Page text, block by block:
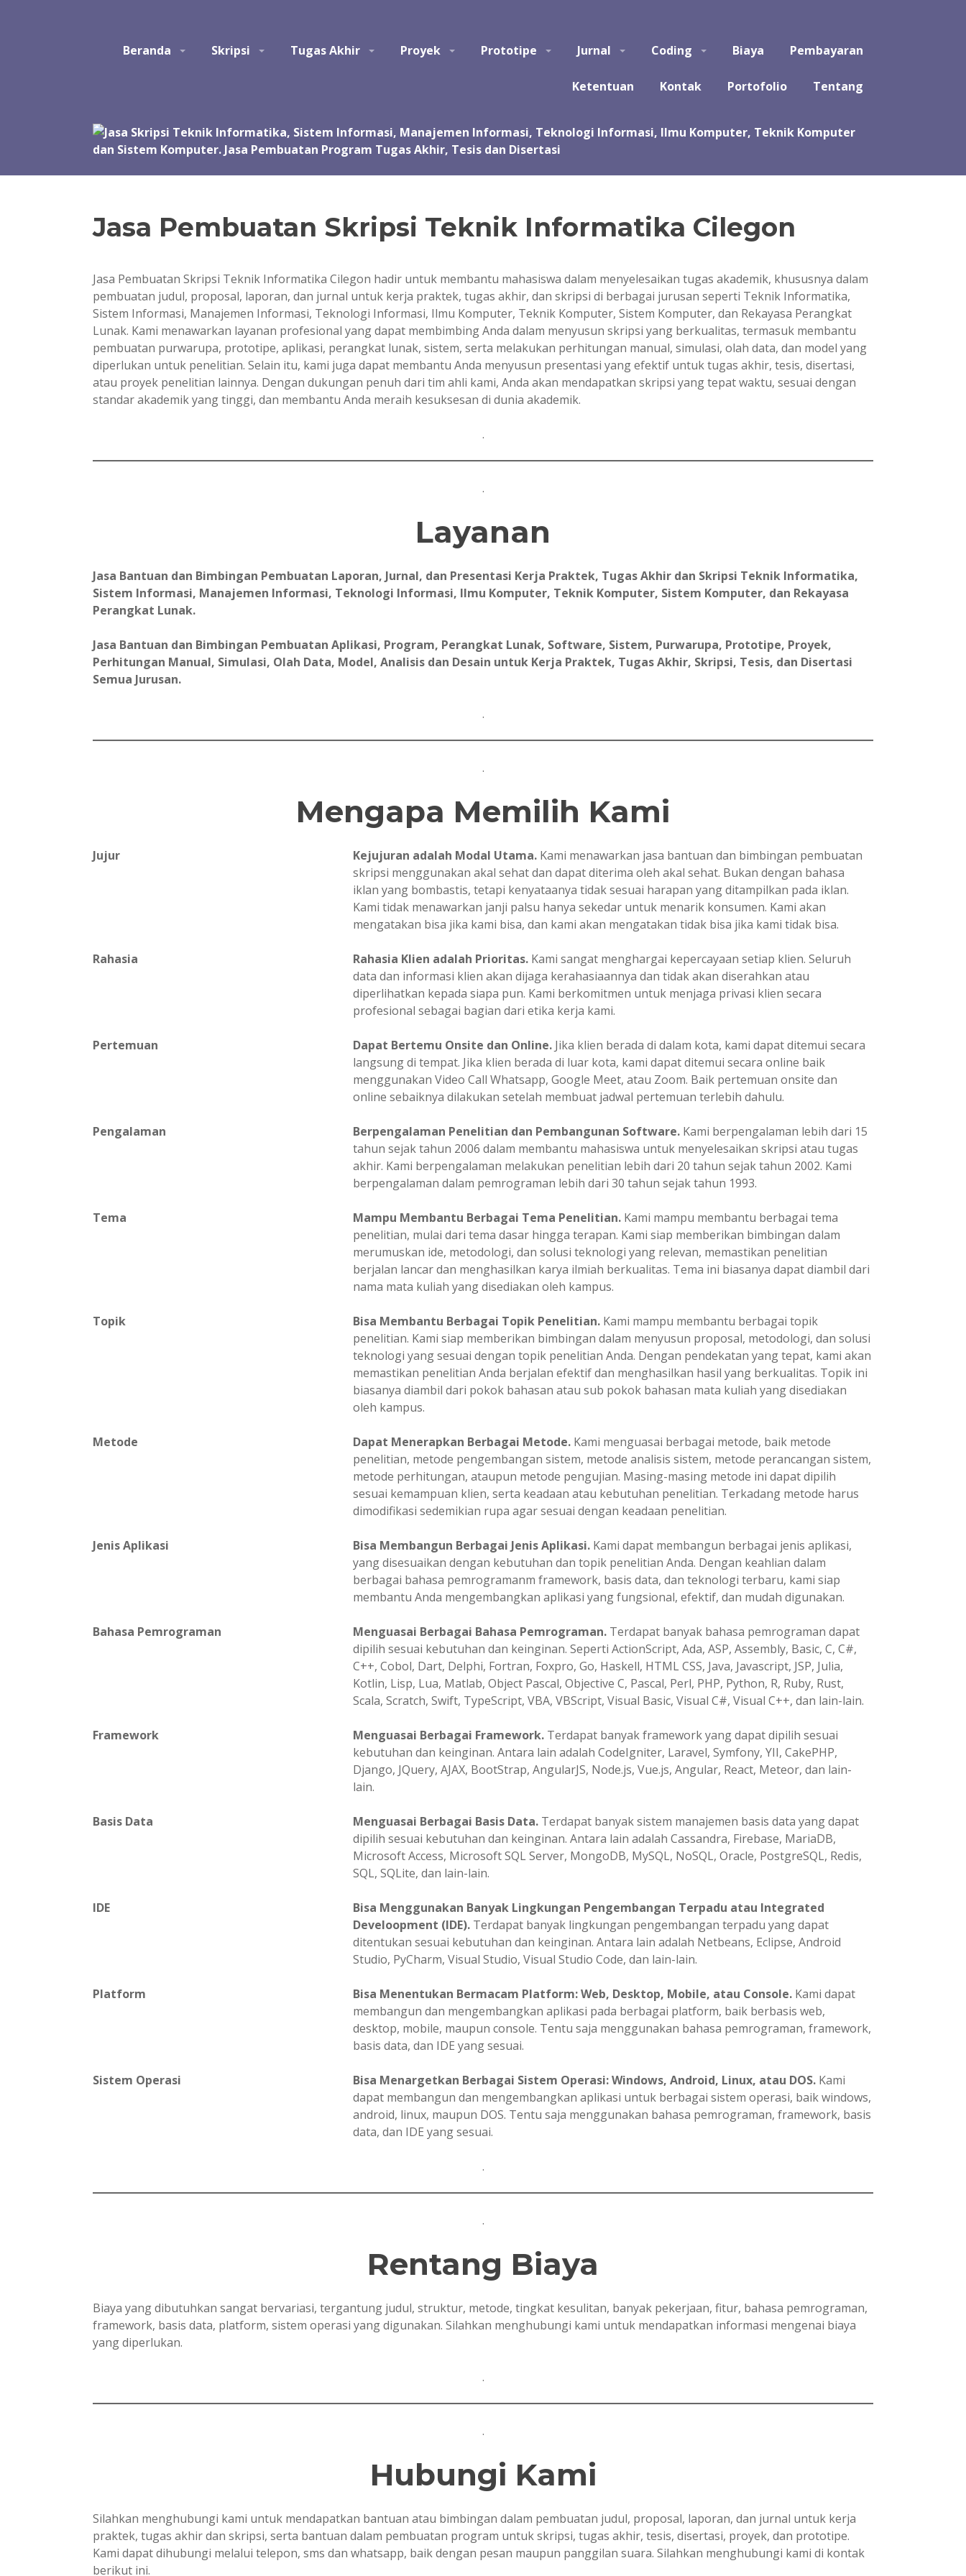
Perangkat Lunak. Jasa bantuan, bimbingan, konsultasi, kursus, les privat dalam pembuatan tugas akhir dan skripsi. Jasa koding program untuk tugas kuliah, kerja praktek, tugas
Beranda Skripsi Tugas Akhir Proyek Prototipe Jurnal Coding Biaya Pembayaran
Ketentuan Kontak Portofolio Tentang
Jasa Pembuatan Skripsi Teknik Informatika Cilegon
Jasa Pembuatan Skripsi Teknik Informatika Cilegon hadir untuk membantu mahasiswa dalam menyelesaikan tugas akademik, khususnya dalam
pembuatan judul, proposal, laporan, dan jurnal untuk kerja praktek, tugas akhir, dan skripsi di berbagai jurusan seperti Teknik Informatika,
Sistem Informasi, Manajemen Informasi, Teknologi Informasi, Ilmu Komputer, Teknik Komputer, Sistem Komputer, dan Rekayasa Perangkat
Lunak. Kami menawarkan layanan profesional yang dapat membimbing Anda dalam menyusun skripsi yang berkualitas, termasuk membantu
pembuatan purwarupa, prototipe, aplikasi, perangkat lunak, sistem, serta melakukan perhitungan manual, simulasi, olah data, dan model yang
diperlukan untuk penelitian. Selain itu, kami juga dapat membantu Anda menyusun presentasi yang efektif untuk tugas akhir, tesis, disertasi,
atau proyek penelitian lainnya. Dengan dukungan penuh dari tim ahli kami, Anda akan mendapatkan skripsi yang tepat waktu, sesuai dengan
standar akademik yang tinggi, dan membantu Anda meraih kesuksesan di dunia akademik.
.
.
Layanan
Jasa Bantuan dan Bimbingan Pembuatan Laporan, Jurnal, dan Presentasi Kerja Praktek, Tugas Akhir dan Skripsi Teknik Informatika,
Sistem Informasi, Manajemen Informasi, Teknologi Informasi, Ilmu Komputer, Teknik Komputer, Sistem Komputer, dan Rekayasa
Perangkat Lunak.
Jasa Bantuan dan Bimbingan Pembuatan Aplikasi, Program, Perangkat Lunak, Software, Sistem, Purwarupa, Prototipe, Proyek,
Perhitungan Manual, Simulasi, Olah Data, Model, Analisis dan Desain untuk Kerja Praktek, Tugas Akhir, Skripsi, Tesis, dan Disertasi
Semua Jurusan.
.
.
Mengapa Memilih Kami
Jujur Kejujuran adalah Modal Utama.Kami menawarkan jasa bantuan dan bimbingan pembuatan
skripsi menggunakan akal sehat dan dapat diterima oleh akal sehat. Bukan dengan bahasa
iklan yang bombastis, tetapi kenyataanya tidak sesuai harapan yang ditampilkan pada iklan.
Kami tidak menawarkan janji palsu hanya sekedar untuk menarik konsumen. Kami akan
mengatakan bisa jika kami bisa, dan kami akan mengatakan tidak bisa jika kami tidak bisa.
Rahasia Rahasia Klien adalah Prioritas.Kami sangat menghargai kepercayaan setiap klien. Seluruh
data dan informasi klien akan dijaga kerahasiaannya dan tidak akan diserahkan atau
diperlihatkan kepada siapa pun. Kami berkomitmen untuk menjaga privasi klien secara
profesional sebagai bagian dari etika kerja kami.
Pertemuan Dapat Bertemu Onsite dan Online.Jika klien berada di dalam kota, kami dapat ditemui secara
langsung di tempat. Jika klien berada di luar kota, kami dapat ditemui secara online baik
menggunakan Video Call Whatsapp, Google Meet, atau Zoom. Baik pertemuan onsite dan
online sebaiknya dilakukan setelah membuat jadwal pertemuan terlebih dahulu.
Pengalaman Berpengalaman Penelitian dan Pembangunan Software. Kami berpengalaman lebih dari 15
tahun sejak tahun 2006 dalam membantu mahasiswa untuk menyelesaikan skripsi atau tugas
akhir. Kami berpengalaman melakukan penelitian lebih dari 20 tahun sejak tahun 2002. Kami
berpengalaman dalam pemrograman lebih dari 30 tahun sejak tahun 1993.
Tema Mampu Membantu Berbagai Tema Penelitian.Kami mampu membantu berbagai tema
penelitian, mulai dari tema dasar hingga terapan. Kami siap memberikan bimbingan dalam
merumuskan ide, metodologi, dan solusi teknologi yang relevan, memastikan penelitian
berjalan lancar dan menghasilkan karya ilmiah berkualitas. Tema ini biasanya dapat diambil dari
nama mata kuliah yang disediakan oleh kampus.
Topik Bisa Membantu Berbagai Topik Penelitian.Kami mampu membantu berbagai topik
penelitian. Kami siap memberikan bimbingan dalam menyusun proposal, metodologi, dan solusi
teknologi yang sesuai dengan topik penelitian Anda. Dengan pendekatan yang tepat, kami akan
memastikan penelitian Anda berjalan efektif dan menghasilkan hasil yang berkualitas. Topik ini
biasanya diambil dari pokok bahasan atau sub pokok bahasan mata kuliah yang disediakan
oleh kampus.
Metode Dapat Menerapkan Berbagai Metode.Kami menguasai berbagai metode, baik metode
penelitian, metode pengembangan sistem, metode analisis sistem, metode perancangan sistem,
metode perhitungan, ataupun metode pengujian. Masing-masing metode ini dapat dipilih
sesuai kemampuan klien, serta keadaan atau kebutuhan penelitian. Terkadang metode harus
dimodifikasi sedemikian rupa agar sesuai dengan keadaan penelitian.
Jenis Aplikasi Bisa Membangun Berbagai Jenis Aplikasi.Kami dapat membangun berbagai jenis aplikasi,
yang disesuaikan dengan kebutuhan dan topik penelitian Anda. Dengan keahlian dalam
berbagai bahasa pemrogramanm framework, basis data, dan teknologi terbaru, kami siap
membantu Anda mengembangkan aplikasi yang fungsional, efektif, dan mudah digunakan.
Bahasa Pemrograman Menguasai Berbagai Bahasa Pemrograman.Terdapat banyak bahasa pemrograman dapat
dipilih sesuai kebutuhan dan keinginan. Seperti ActionScript, Ada, ASP, Assembly, Basic, C, C#,
C++, Cobol, Dart, Delphi, Fortran, Foxpro, Go, Haskell, HTML CSS, Java, Javascript, JSP, Julia,
Kotlin, Lisp, Lua, Matlab, Object Pascal, Objective C, Pascal, Perl, PHP, Python, R, Ruby, Rust,
Scala, Scratch, Swift, TypeScript, VBA, VBScript, Visual Basic, Visual C#, Visual C++, dan lain-lain.
Framework Menguasai Berbagai Framework.Terdapat banyak framework yang dapat dipilih sesuai
kebutuhan dan keinginan. Antara lain adalah CodeIgniter, Laravel, Symfony, YII, CakePHP,
Django, JQuery, AJAX, BootStrap, AngularJS, Node.js, Vue.js, Angular, React, Meteor, dan lain-
lain.
Basis Data Menguasai Berbagai Basis Data. Terdapat banyak sistem manajemen basis data yang dapat
dipilih sesuai kebutuhan dan keinginan. Antara lain adalah Cassandra, Firebase, MariaDB,
Microsoft Access, Microsoft SQL Server, MongoDB, MySQL, NoSQL, Oracle, PostgreSQL, Redis,
SQL, SQLite, dan lain-lain.
IDE
Bisa Menggunakan Banyak Lingkungan Pengembangan Terpadu atau Integrated
Develoopment (IDE). Terdapat banyak lingkungan pengembangan terpadu yang dapat
ditentukan sesuai kebutuhan dan keinginan. Antara lain adalah Netbeans, Eclipse, Android
Studio, PyCharm, Visual Studio, Visual Studio Code, dan lain-lain.
Platform Bisa Menentukan Bermacam Platform: Web, Desktop, Mobile, atau Console.Kami dapat
membangun dan mengembangkan aplikasi pada berbagai platform, baik berbasis web,
desktop, mobile, maupun console. Tentu saja menggunakan bahasa pemrograman, framework,
basis data, dan IDE yang sesuai.
Sistem Operasi Bisa Menargetkan Berbagai Sistem Operasi: Windows, Android, Linux, atau DOS.Kami
dapat membangun dan mengembangkan aplikasi untuk berbagai sistem operasi, baik windows,
android, linux, maupun DOS. Tentu saja menggunakan bahasa pemrograman, framework, basis
data, dan IDE yang sesuai.
.
.
Rentang Biaya
Biaya yang dibutuhkan sangat bervariasi, tergantung judul, struktur, metode, tingkat kesulitan, banyak pekerjaan, fitur, bahasa pemrograman,
framework, basis data, platform, sistem operasi yang digunakan. Silahkan menghubungi kami untuk mendapatkan informasi mengenai biaya
yang diperlukan.
.
.
Hubungi Kami
Silahkan menghubungi kami untuk mendapatkan bantuan atau bimbingan dalam pembuatan judul, proposal, laporan, dan jurnal untuk kerja
praktek, tugas akhir dan skripsi, serta bantuan dalam pembuatan program untuk skripsi, tugas akhir, tesis, disertasi, proyek, dan prototipe.
Kami dapat dihubungi melalui telepon, sms dan whatsapp, baik dengan pesan maupun panggilan suara. Silahkan menghubungi kami di kontak
berikut ini.